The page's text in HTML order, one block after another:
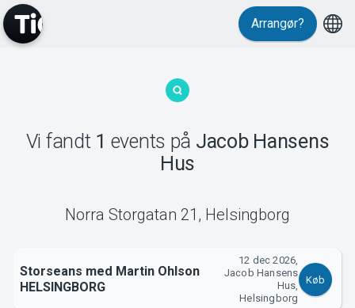
MyTickster
Om Tickster
Arrangør?
Vi fandt 1 events på Jacob Hansens
Hus
Norra Storgatan 21 , Helsingborg
Storseans med Martin Ohlson
HELSINGBORG
12 dec 2026,
Jacob Hansens
Hus,
Helsingborg
Køb